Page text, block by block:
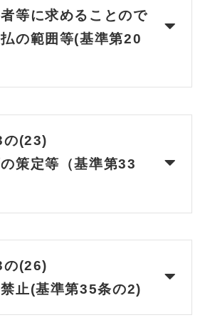
等に求めることので
の範囲等(基準第20
の(23)
策定等（基準第33
の(26)
止(基準第35条の2)